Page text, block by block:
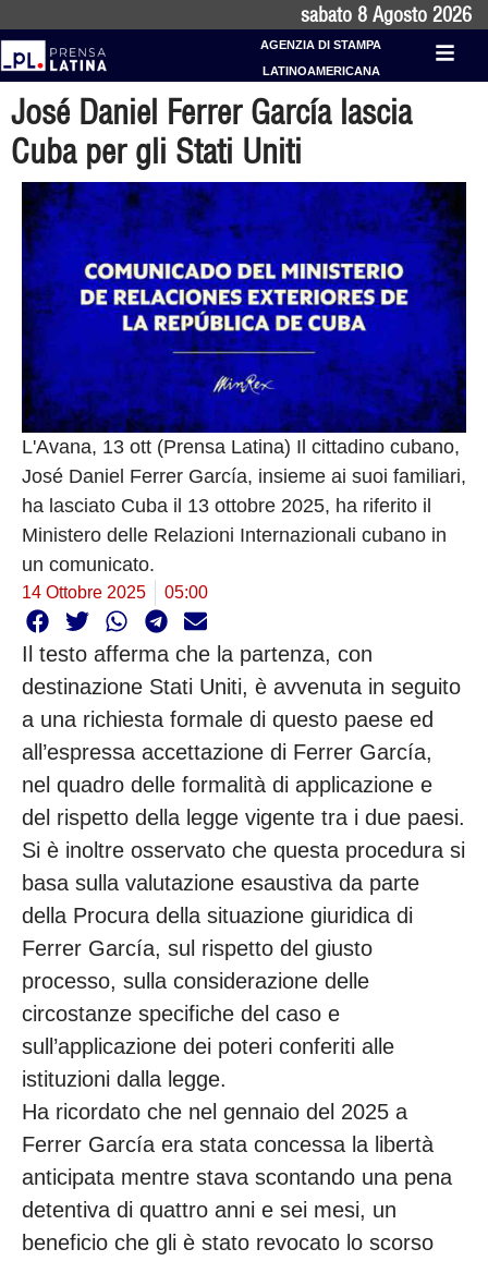
sabato 8 Agosto 2026
AGENZIA DI STAMPA
LATINOAMERICANA
José Daniel Ferrer García lascia
Cuba per gli Stati Uniti
L'Avana, 13 ott (Prensa Latina) Il cittadino cubano,
José Daniel Ferrer García, insieme ai suoi familiari,
ha lasciato Cuba il 13 ottobre 2025, ha riferito il
Ministero delle Relazioni Internazionali cubano in
un comunicato.
14 Ottobre 2025 05:00
Il testo afferma che la partenza, con
destinazione Stati Uniti, è avvenuta in seguito
a una richiesta formale di questo paese ed
all’espressa accettazione di Ferrer García,
nel quadro delle formalità di applicazione e
del rispetto della legge vigente tra i due paesi.
Si è inoltre osservato che questa procedura si
basa sulla valutazione esaustiva da parte
della Procura della situazione giuridica di
Ferrer García, sul rispetto del giusto
processo, sulla considerazione delle
circostanze specifiche del caso e
sull’applicazione dei poteri conferiti alle
istituzioni dalla legge.
Ha ricordato che nel gennaio del 2025 a
Ferrer García era stata concessa la libertà
anticipata mentre stava scontando una pena
detentiva di quattro anni e sei mesi, un
beneficio che gli è stato revocato lo scorso